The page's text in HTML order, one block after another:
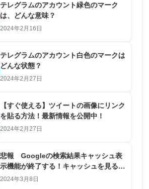
テレグラムのアカウント緑色のマーク
は、どんな意味？
2024年2月16日
テレグラムのアカウント白色のマークは
どんな状態？
2024年2月27日
【すぐ使える】ツイートの画像にリンク
を貼る方法！最新情報を公開中！
2024年2月27日
悲報 Googleの検索結果キャッシュ表
示機能が終了する！キャッシュを見る方
法を解説します。
2024年3月8日